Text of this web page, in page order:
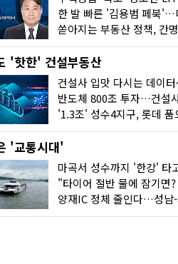
'핫한' 건설부동산
'교통시대'